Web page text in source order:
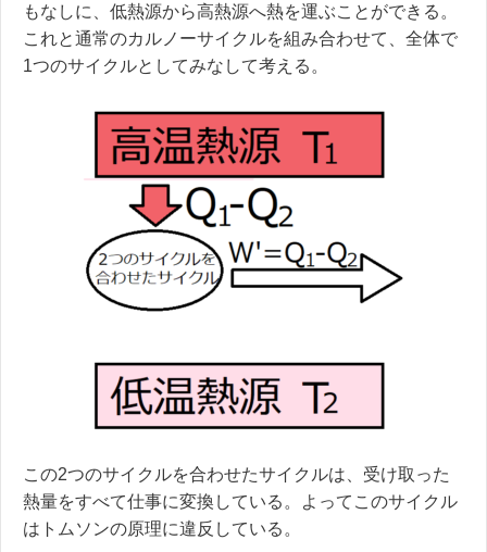
もなしに、低熱源から高熱源へ熱を運ぶことができる。
これと通常のカルノーサイクルを組み合わせて、全体で
1つのサイクルとしてみなして考える。
この2つのサイクルを合わせたサイクルは、受け取った
熱量をすべて仕事に変換している。よってこのサイクル
はトムソンの原理に違反している。